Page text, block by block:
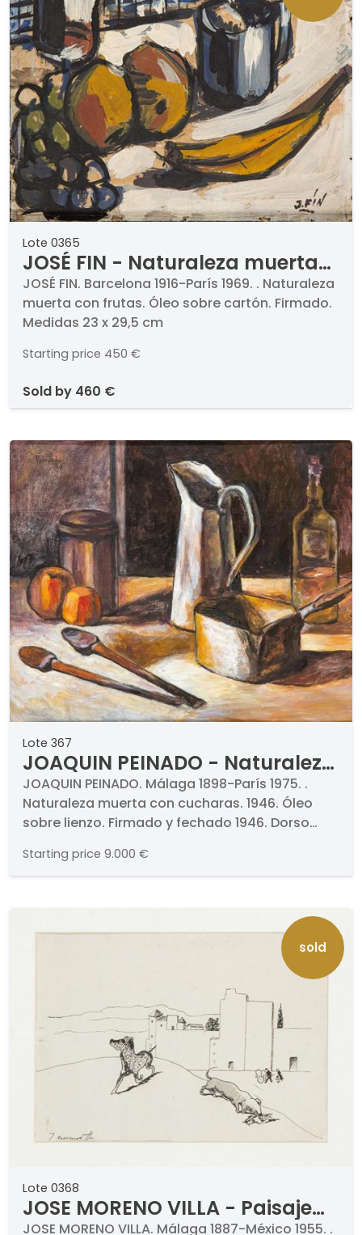
Lote 0365
JOSÉ FIN - Naturaleza muerta
con frutas
JOSÉ FIN. Barcelona 1916-París 1969. . Naturaleza
muerta con frutas. Óleo sobre cartón. Firmado.
Medidas 23 x 29,5 cm
Starting price 450 €
sold by 460 €
Lote 367
JOAQUIN PEINADO - Naturaleza
muerta con cucharas
JOAQUIN PEINADO. Málaga 1898-París 1975. .
Naturaleza muerta con cucharas. 1946. Óleo
sobre lienzo. Firmado y fechado 1946. Dorso
. Certificado firmado por Rafaela Tarquín
Peinado
Starting price 9.000 €
sold
Lote 0368
JOSE MORENO VILLA - Paisaje
JOSE MORENO VILLA. Málaga 1887-México 1955. .